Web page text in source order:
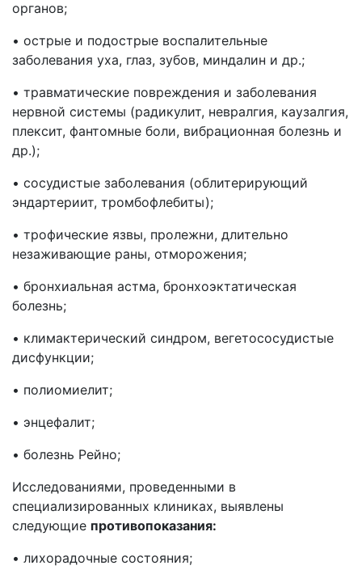
органов;
• острые и подострые воспалительные
заболевания уха, глаз, зубов, миндалин и др.;
• травматические повреждения и заболевания
нервной системы (радикулит, невралгия, каузалгия,
плексит, фантомные боли, вибрационная болезнь и
др.);
• сосудистые заболевания (облитерирующий
эндартериит, тромбофлебиты);
• трофические язвы, пролежни, длительно
незаживающие раны, отморожения;
• бронхиальная астма, бронхоэктатическая
болезнь;
• климактерический синдром, вегетососудистые
дисфункции;
• полиомиелит;
• энцефалит;
• болезнь Рейно;
Исследованиями, проведенными в
специализированных клиниках, выявлены
следующие противопоказания:
• лихорадочные состояния;